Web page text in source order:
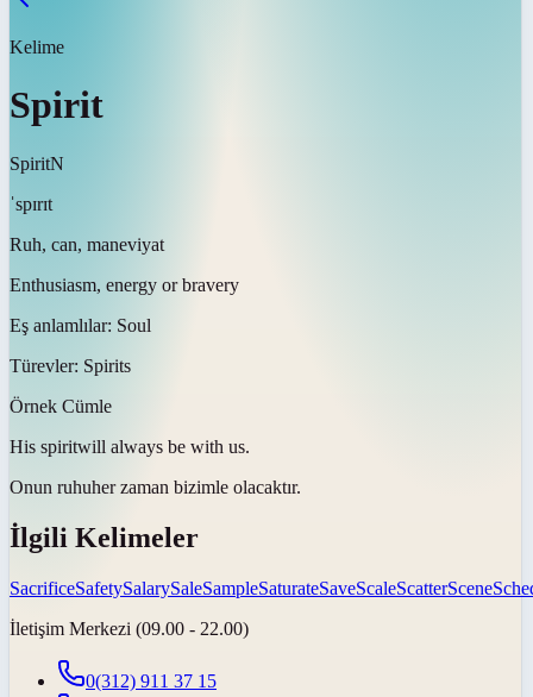
Kelime
Spirit
SpiritN
ˈspɪrɪt
Ruh, can, maneviyat
Enthusiasm, energy or bravery
Eş anlamlılar: Soul
Türevler: Spirits
Örnek Cümle
His spiritwill always be with us.
Onun ruhuher zaman bizimle olacaktır.
İlgili Kelimeler
SacrificeSafetySalarySaleSampleSaturateSaveScaleScatterScene
İletişim Merkezi (09.00 - 22.00)
0(312) 911 37 15